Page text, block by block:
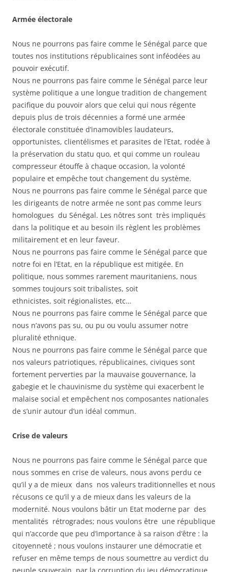
Armée électorale
Nous ne pourrons pas faire comme le Sénégal parce que
toutes nos institutions républicaines sont inféodées au
pouvoir exécutif.
Nous ne pourrons pas faire comme le Sénégal parce leur
système politique a une longue tradition de changement
pacifique du pouvoir alors que celui qui nous régente
depuis plus de trois décennies a formé une armée
électorale constituée d’inamovibles laudateurs,
opportunistes, clientélismes et parasites de l’Etat, rodée à
la préservation du statu quo, et qui comme un rouleau
compresseur étouffe à chaque occasion, la volonté
populaire et empêche tout changement du système.
Nous ne pourrons pas faire comme le Sénégal parce que
les dirigeants de notre armée ne sont pas comme leurs
homologues du Sénégal. Les nôtres sont très impliqués
dans la politique et au besoin ils règlent les problèmes
militairement et en leur faveur.
Nous ne pourrons pas faire comme le Sénégal parce que
notre foi en l’Etat, en la république est mitigée. En
politique, nous sommes rarement mauritaniens, nous
sommes toujours soit tribalistes, soit
ethnicistes, soit régionalistes, etc…
Nous ne pourrons pas faire comme le Sénégal parce que
nous n’avons pas su, ou pu ou voulu assumer notre
pluralité ethnique.
Nous ne pourrons pas faire comme le Sénégal parce que
nos valeurs patriotiques, républicaines, civiques sont
fortement perverties par la mauvaise gouvernance, la
gabegie et le chauvinisme du système qui exacerbent le
malaise social et empêchent nos composantes nationales
de s’unir autour d’un idéal commun.
Crise de valeurs
Nous ne pourrons pas faire comme le Sénégal parce que
nous sommes en crise de valeurs, nous avons perdu ce
qu’il y a de mieux dans nos valeurs traditionnelles et nous
récusons ce qu’il y a de mieux dans les valeurs de la
modernité. Nous voulons bâtir un Etat moderne par des
mentalités rétrogrades; nous voulons être une république
qui n’accorde que peu d’importance à sa raison d’être : la
citoyenneté ; nous voulons instaurer une démocratie et
refuser en même temps de nous soumettre au verdict du